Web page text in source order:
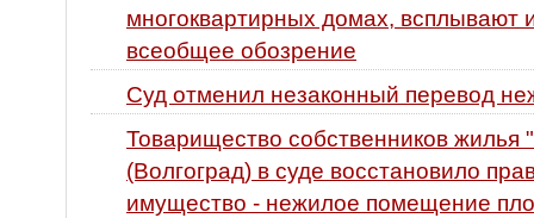
многоквартирных домах, всплывают
всеобщее обозрение
Суд отменил незаконный перевод
Товарищество собственников жилья
(Волгоград) в суде восстановило
имущество - нежилое помещение